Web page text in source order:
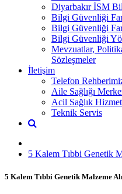
Diyarbakır İSM
Bilgi Güvenliği
Bilgi Güvenliği
Bilgi Güvenliği
Mevzuatlar,
Sözleşmeler
İletişim
Telefon
Aile Sağlığı
Acil Sağlık
Teknik Servis
5 Kalem Tıbbi Genetik
5 Kalem Tıbbi Genetik Malzeme